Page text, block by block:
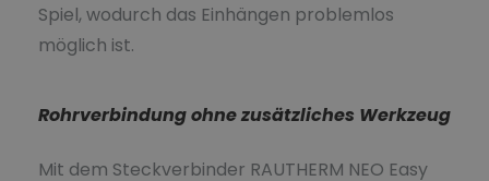
Spiel, wodurch das Einhängen problemlos
möglich ist.
Rohrverbindung ohne zusätzliches Werkzeug
Mit dem Steckverbinder RAUTHERM NEO Easy